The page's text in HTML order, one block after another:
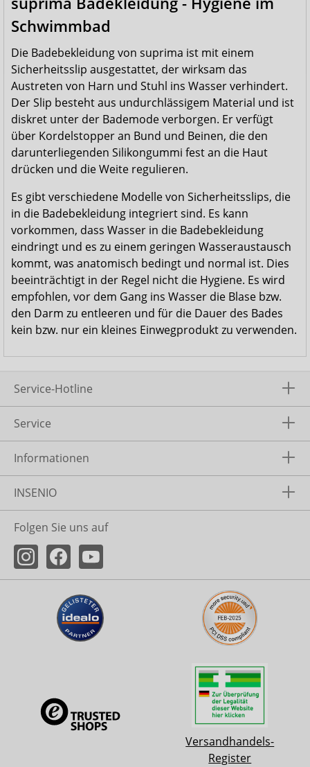
Schwimmbad
Die Badebekleidung von suprima ist mit einem
Sicherheitsslip ausgestattet, der wirksam das
Austreten von Harn und Stuhl ins Wasser verhindert.
Der Slip besteht aus undurchlässigem Material und ist
diskret unter der Bademode verborgen. Er verfügt
über Kordelstopper an Bund und Beinen, die den
darunterliegenden Silikongummi fest an die Haut
drücken und die Weite regulieren.
Es gibt verschiedene Modelle von Sicherheitsslips, die
in die Badebekleidung integriert sind. Es kann
vorkommen, dass Wasser in die Badebekleidung
eindringt und es zu einem geringen Wasseraustausch
kommt, was anatomisch bedingt und normal ist. Dies
beeinträchtigt in der Regel nicht die Hygiene. Es wird
empfohlen, vor dem Gang ins Wasser die Blase bzw.
den Darm zu entleeren und für die Dauer des Bades
kein bzw. nur ein kleines Einwegprodukt zu verwenden.
Service-Hotline
Service
Informationen
INSENIO
Folgen Sie uns auf
Versandhandels-
Register